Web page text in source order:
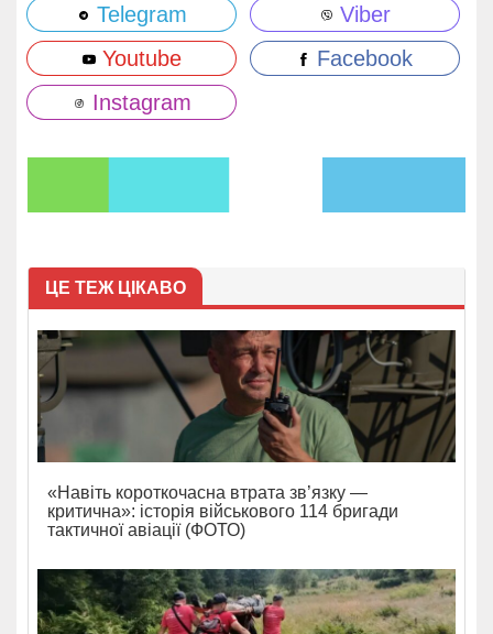
Telegram
Viber
Youtube
Facebook
Instagram
ЦЕ ТЕЖ ЦІКАВО
«Навіть короткочасна втрата зв’язку —
критична»: історія військового 114 бригади
тактичної авіації (ФОТО)